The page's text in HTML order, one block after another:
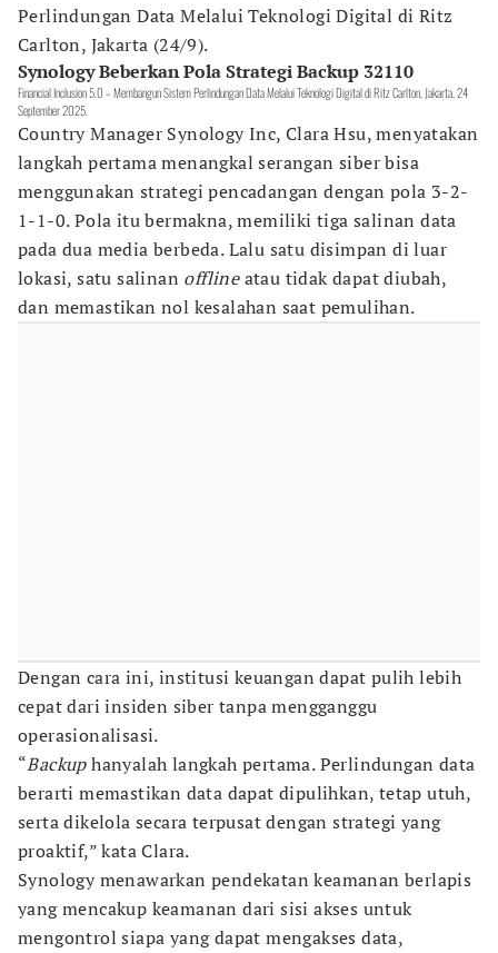
Perlindungan Data Melalui Teknologi Digital di Ritz
Carlton, Jakarta (24/9).
Synology Beberkan Pola Strategi Backup 32110
Financial Inclusion 5.0 – Membangun Sistem Perlindungan Data Melalui Teknologi Digital di Ritz Carlton, Jakarta, 24
September 2025.
Country Manager Synology Inc, Clara Hsu, menyatakan
langkah pertama menangkal serangan siber bisa
menggunakan strategi pencadangan dengan pola 3-2-
1-1-0. Pola itu bermakna, memiliki tiga salinan data
pada dua media berbeda. Lalu satu disimpan di luar
lokasi, satu salinan offlineatau tidak dapat diubah,
dan memastikan nol kesalahan saat pemulihan.
Dengan cara ini, institusi keuangan dapat pulih lebih
cepat dari insiden siber tanpa mengganggu
operasionalisasi.
“Backuphanyalah langkah pertama. Perlindungan data
berarti memastikan data dapat dipulihkan, tetap utuh,
serta dikelola secara terpusat dengan strategi yang
proaktif,” kata Clara.
Synology menawarkan pendekatan keamanan berlapis
yang mencakup keamanan dari sisi akses untuk
mengontrol siapa yang dapat mengakses data,